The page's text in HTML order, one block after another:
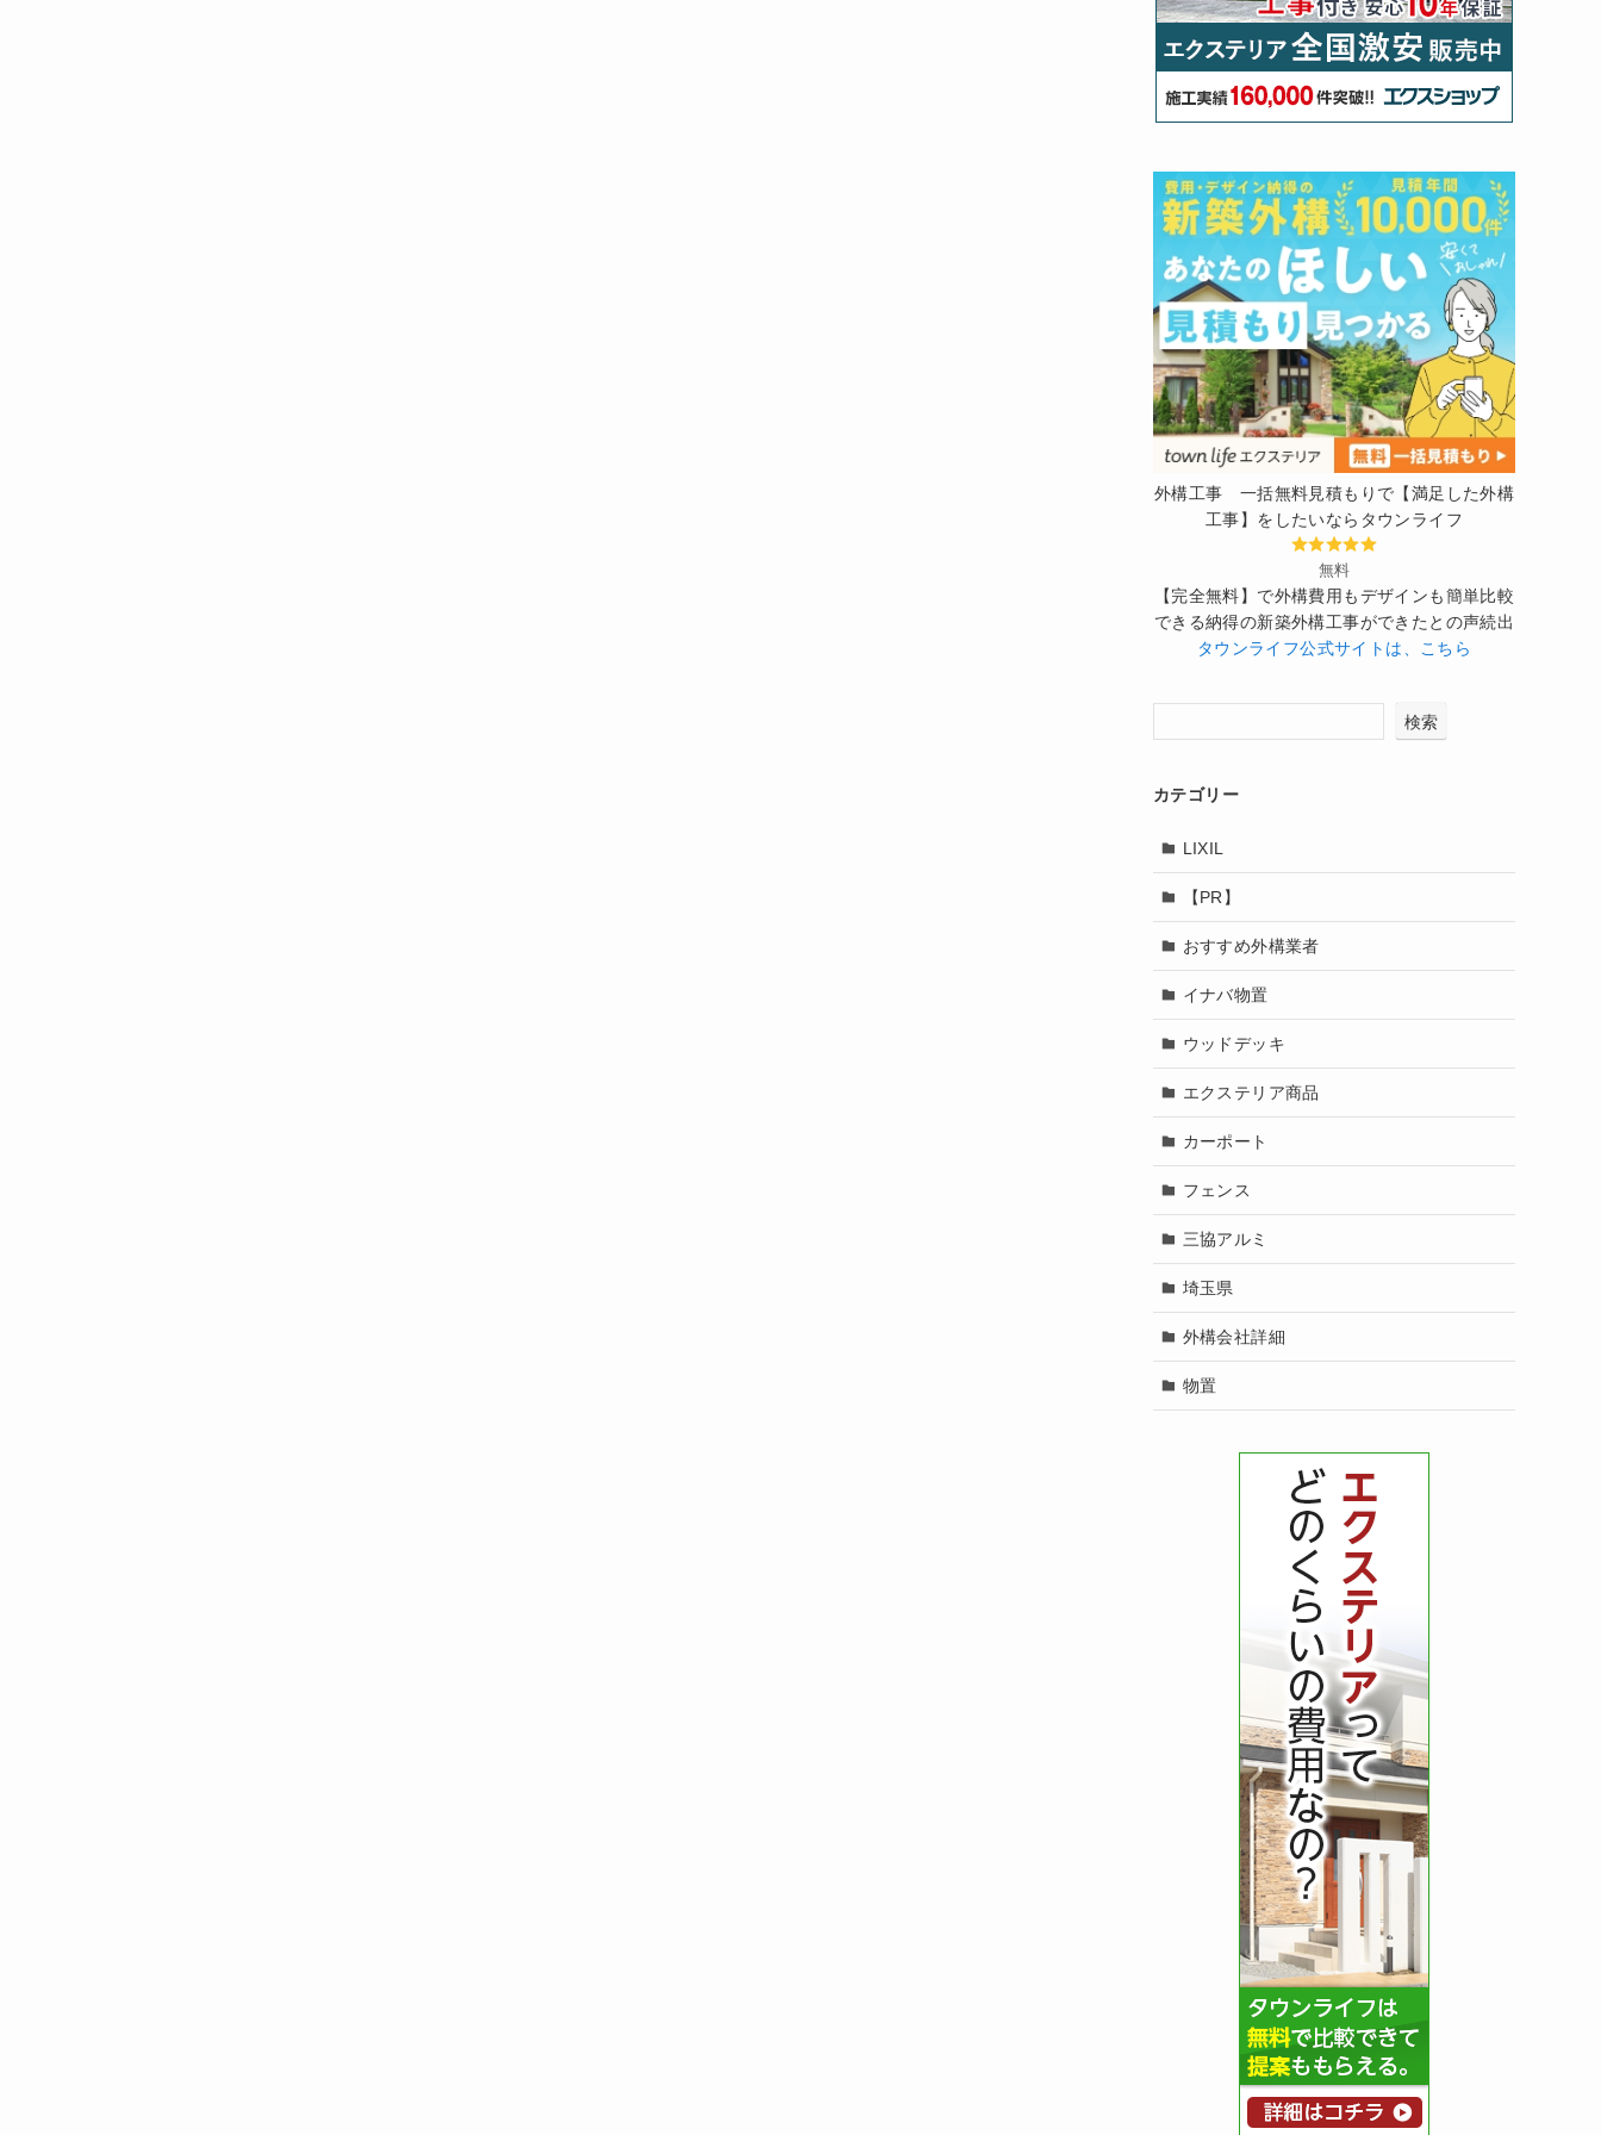
外構工事 一括無料見積もりで【満足した外構
工事】をしたいならタウンライフ
無料
【完全無料】で外構費用もデザインも簡単比較
できる納得の新築外構工事ができたとの声続出
タウンライフ公式サイトは、こちら
検索
カテゴリー
LIXIL
【PR】
おすすめ外構業者
イナバ物置
ウッドデッキ
エクステリア商品
カーポート
フェンス
三協アルミ
埼玉県
外構会社詳細
物置